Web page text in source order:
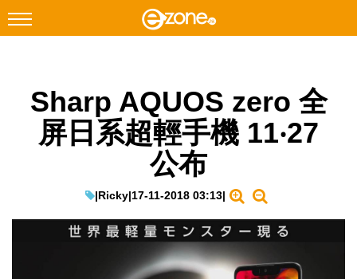
Facebook Instagram
科技焦點
教學評測
Sharp AQUOS zero 全
屏日系超輕手機 11‧27
公布
|Ricky|17-11-2018 03:13|